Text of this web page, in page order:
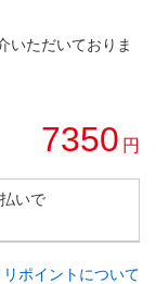
いただいておりま
7350 円
いで
リポイントについて